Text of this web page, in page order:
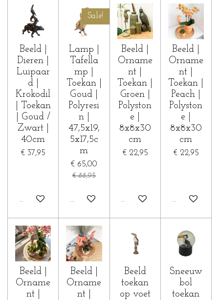
Beeld |
Dieren |
Luipaar
d |
Krokodil
| Toekan
| Goud /
Zwart |
40cm
€ 37,95
In winkelwagen
Sale!
Lamp |
Tafella
mp |
Toekan |
Goud |
Polyresi
n |
47,5x19,
5x17,5c
m
€ 65,00
€ 88,95
In winkelwagen
Beeld |
Orname
nt |
Toekan |
Groen |
Polyston
e |
8x8x30
cm
€ 22,95
In winkelwagen
Beeld |
Orname
nt |
Toekan |
Peach |
Polyston
e |
8x8x30
cm
€ 22,95
In
Beeld |
Orname
nt |
Beeld |
Orname
nt |
Beeld
toekan
op voet
Sneeuw
bol
toekan